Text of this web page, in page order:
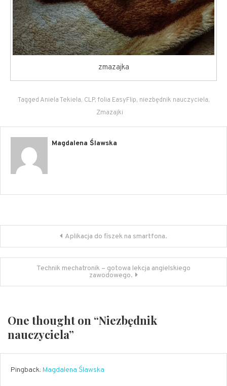
zmazajka
Tagged Aniela Tekiela, CLP, folia EasyFlip, niezbędnik nauczyciela,
Zmazajki
Magdalena Ślawska
Nawigacja
wpisu
Aplikacja do fiszek na smartfona.
Technik mechatronik – gotowa lekcja angielskiego
zawodowego.
One thought on “Niezbędnik
nauczyciela”
Pingback: Magdalena Ślawska